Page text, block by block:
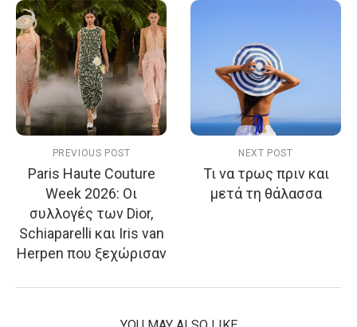
PREVIOUS POST
Paris Haute Couture
Week 2026: Οι
συλλογές των Dior,
Schiaparelli και Iris van
Herpen που ξεχώρισαν
NEXT POST
Τι να τρως πριν και
μετά τη θάλασσα